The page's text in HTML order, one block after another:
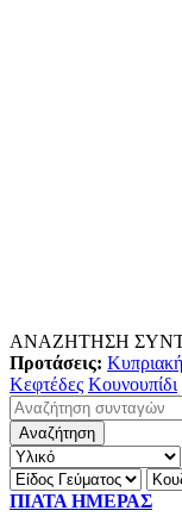
ΑΝΑΖΗΤΗΣΗ
Προτάσεις: Κυπριακή
Κεφτέδες Κουνουπίδι
ΠΙΑΤΑ ΗΜΕΡΑΣ